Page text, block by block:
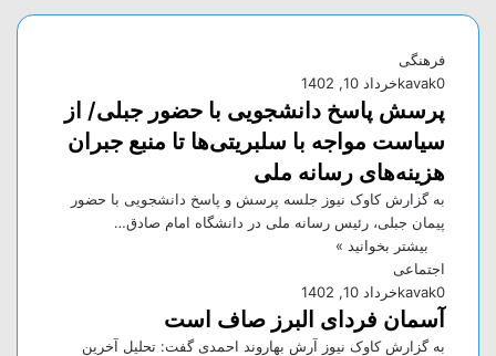
فرهنگی
kavakخرداد 10, 1402 0
پرسش پاسخ دانشجویی با حضور جبلی/ از
سیاست مواجه با سلبریتی‌ها تا منبع جبران
هزینه‌های رسانه ملی
به گزارش کاوک نیوز جلسه پرسش و پاسخ دانشجویی با حضور
پیمان جبلی، رئیس رسانه ملی در دانشگاه امام صادق…
بیشتر بخوانید »
اجتماعی
kavakخرداد 10, 1402 0
آسمان فردای البرز صاف است
به گزارش کاوک نیوز آرش بهاروند احمدی گفت: تحلیل آخرین